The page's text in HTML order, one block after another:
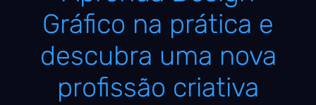
Gráfico na prática e
descubra uma nova
profissão criativa